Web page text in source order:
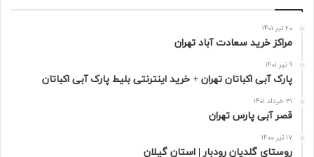
20 تیر 1401
مراکز خرید سعادت‌ آباد تهران
9 تیر 1401
پارک آبی اکباتان تهران + خرید اینترنتی بلیط پارک آبی اکباتان
31 خرداد 1401
قصر آبی پارس تهران
17 تیر 1400
روستای گلدیان رودبار | استان گیلان